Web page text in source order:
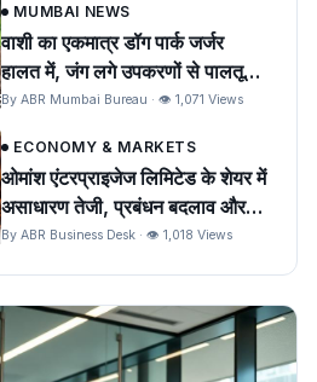
MUMBAI NEWS
वाशी का एकमात्र डॉग पार्क जर्जर
हालत में, जंग लगे उपकरणों से पालतू
पशुओं को खतरा
By ABR Mumbai Bureau · 👁 1,071 Views
ECONOMY & MARKETS
ओमांश एंटरप्राइजेज लिमिटेड के शेयर में
असाधारण तेजी, प्रबंधन बदलाव और
न्यायिक प्रक्रिया पर उठे सवाल
By ABR Business Desk · 👁 1,018 Views